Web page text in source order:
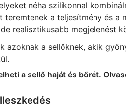
néha szilikonnal
teremtenek a teljesítmény és a
realisztikusabb megjelenést
azoknak a sellőknek, akik
a sellő haját és bőrét.